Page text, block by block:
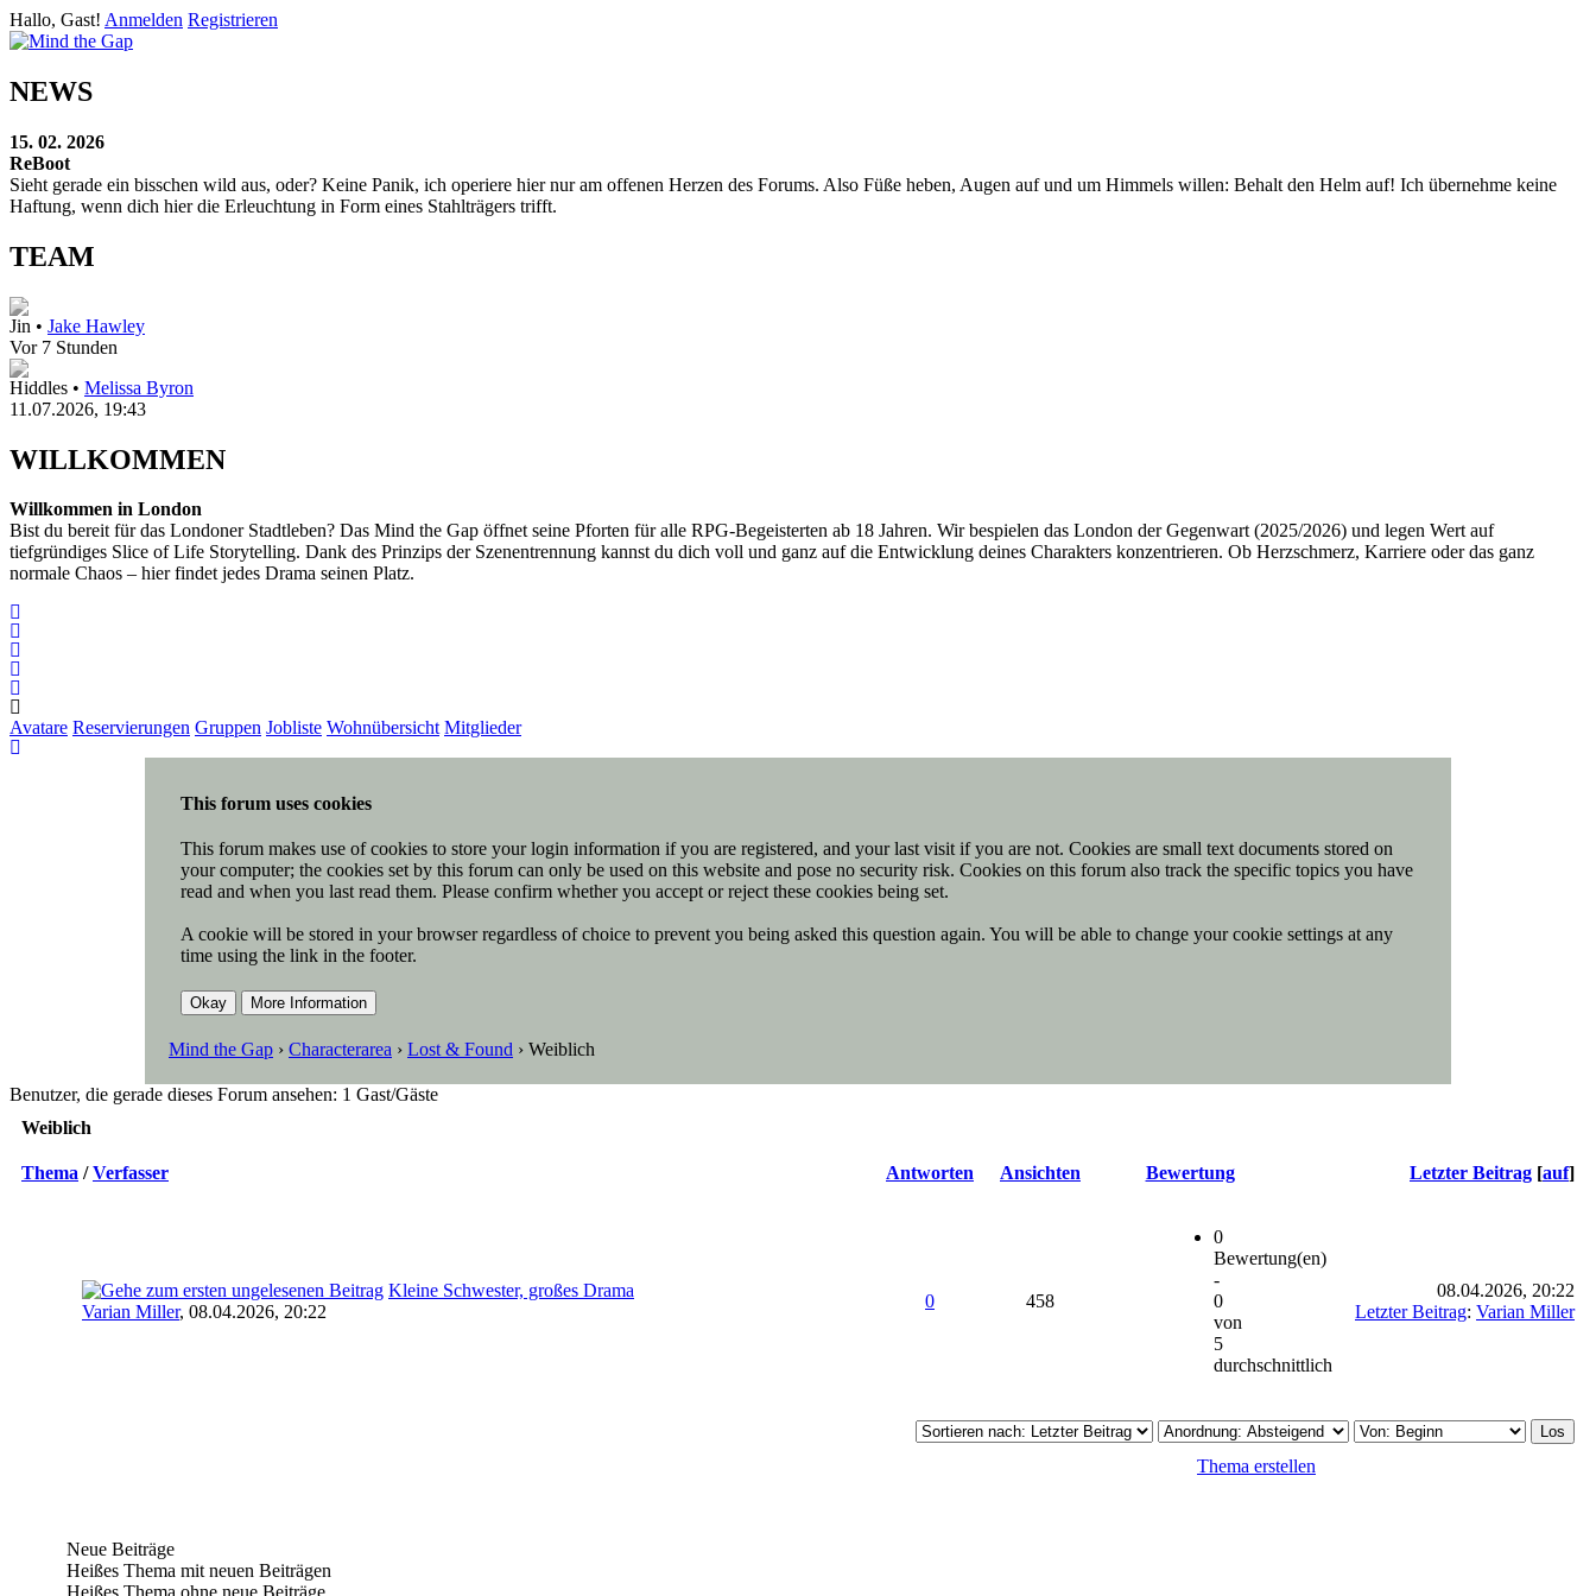
Hallo, Gast! Anmelden Registrieren
NEWS
15. 02. 2026
ReBoot
Sieht gerade ein bisschen wild aus, oder? Keine Panik, ich operiere hier nur am offenen Herzen des Forums. Also Füße heben, Augen auf und um Himmels willen: Behalt den Helm auf! Ich übernehme keine
Haftung, wenn dich hier die Erleuchtung in Form eines Stahlträgers trifft.
TEAM
Jin • Jake Hawley
Vor 7 Stunden
Hiddles • Melissa Byron
11.07.2026, 19:43
WILLKOMMEN
Willkommen in London
Bist du bereit für das Londoner Stadtleben? Das Mind the Gap öffnet seine Pforten für alle RPG-Begeisterten ab 18 Jahren. Wir bespielen das London der Gegenwart (2025/2026) und legen Wert auf
tiefgründiges Slice of Life Storytelling. Dank des Prinzips der Szenentrennung kannst du dich voll und ganz auf die Entwicklung deines Charakters konzentrieren. Ob Herzschmerz, Karriere oder das ganz
normale Chaos – hier findet jedes Drama seinen Platz.
Avatare Reservierungen Gruppen Jobliste Wohnübersicht Mitglieder
This forum uses cookies
This forum makes use of cookies to store your login information if you are registered, and your last visit if you are not. Cookies are small text documents stored on
your computer; the cookies set by this forum can only be used on this website and pose no security risk. Cookies on this forum also track the specific topics you have
read and when you last read them. Please confirm whether you accept or reject these cookies being set.
A cookie will be stored in your browser regardless of choice to prevent you being asked this question again. You will be able to change your cookie settings at any
time using the link in the footer.
Mind the Gap › Characterarea › Lost & Found › Weiblich
Benutzer, die gerade dieses Forum ansehen: 1 Gast/Gäste
Weiblich
Thema /Verfasser Antworten Ansichten Bewertung Letzter Beitrag [auf]
Kleine Schwester, großes Drama
Varian Miller, 08.04.2026, 20:22
0 458
0
Bewertung(en)
-
0
von
5
durchschnittlich
08.04.2026, 20:22
Letzter Beitrag: Varian Miller
Thema erstellen
Neue Beiträge
Heißes Thema mit neuen Beiträgen